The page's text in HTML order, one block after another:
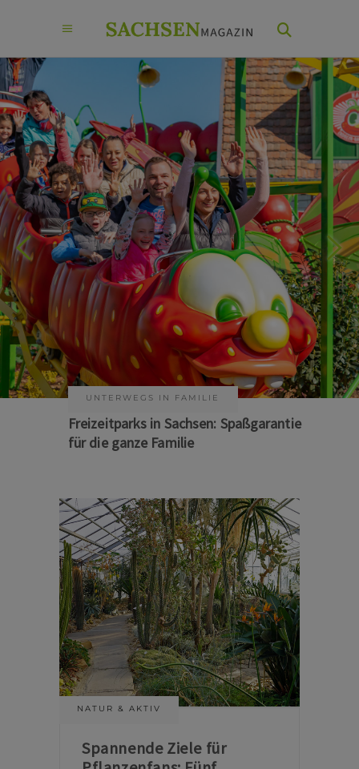
UNTERWEGS IN FAMILIE
Freizeitparks in Sachsen: Spaßgarantie
für die ganze Familie
KUNST & KULTUR
Sommer auf Sachsens Theaterbühnen
NATUR & AKTIV
Spannende Ziele für